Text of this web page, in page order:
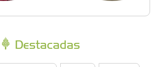
Destacadas